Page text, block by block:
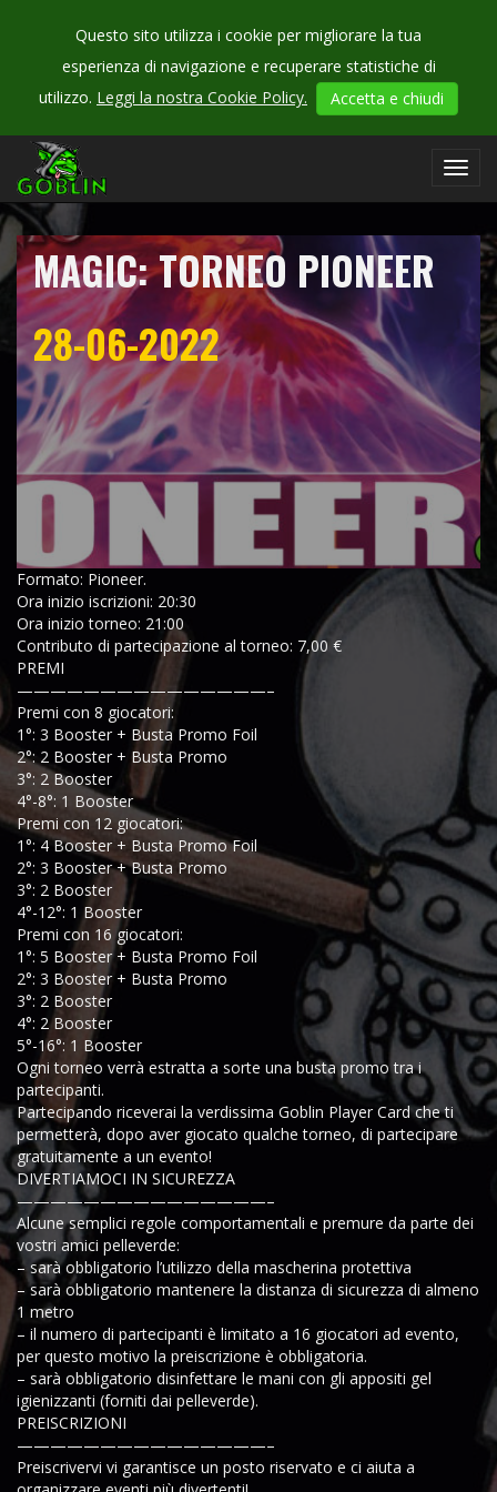
Questo sito utilizza i cookie per migliorare la tua
esperienza di navigazione e recuperare statistiche di
utilizzo. Leggi la nostra Cookie Policy. Accetta e chiudi
CHECK
OUR
MAGIC: TORNEO PIONEER
28-06-2022
Formato: Pioneer.
Ora inizio iscrizioni: 20:30
Ora inizio torneo: 21:00
Contributo di partecipazione al torneo: 7,00 €
PREMI
———————————————–
Premi con 8 giocatori:
1°: 3 Booster + Busta Promo Foil
2°: 2 Booster + Busta Promo
3°: 2 Booster
4°-8°: 1 Booster
Premi con 12 giocatori:
1°: 4 Booster + Busta Promo Foil
2°: 3 Booster + Busta Promo
3°: 2 Booster
4°-12°: 1 Booster
Premi con 16 giocatori:
1°: 5 Booster + Busta Promo Foil
2°: 3 Booster + Busta Promo
3°: 2 Booster
4°: 2 Booster
5°-16°: 1 Booster
Ogni torneo verrà estratta a sorte una busta promo tra i
partecipanti.
Partecipando riceverai la verdissima Goblin Player Card che ti
permetterà, dopo aver giocato qualche torneo, di partecipare
gratuitamente a un evento!
DIVERTIAMOCI IN SICUREZZA
———————————————–
Alcune semplici regole comportamentali e premure da parte dei
vostri amici pelleverde:
– sarà obbligatorio l’utilizzo della mascherina protettiva
– sarà obbligatorio mantenere la distanza di sicurezza di almeno
1 metro
– il numero di partecipanti è limitato a 16 giocatori ad evento,
per questo motivo la preiscrizione è obbligatoria.
– sarà obbligatorio disinfettare le mani con gli appositi gel
igienizzanti (forniti dai pelleverde).
PREISCRIZIONI
———————————————–
Preiscrivervi vi garantisce un posto riservato e ci aiuta a